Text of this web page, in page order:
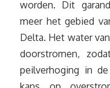
worden. Dit
meer het gebied
Delta. Het water
doorstromen,
peilverhoging in